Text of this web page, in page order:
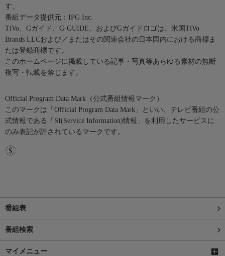
す。
番組データ提供元：IPG Inc.
TiVo、Gガイド、G-GUIDE、およびGガイドロゴは、米国TiVo
Brands LLCおよび／またはその関連会社の日本国内における商標ま
たは登録商標です。
このホームページに掲載している記事・写真等あらゆる素材の無断
複写・転載を禁じます。
Official Program Data Mark（公式番組情報マーク）
このマークは「Official Program Data Mark」といい、テレビ番組の公
式情報である「SI(Service Information)情報」を利用したサービスに
のみ表記が許されているマークです。
番組表
番組検索
マイメニュー